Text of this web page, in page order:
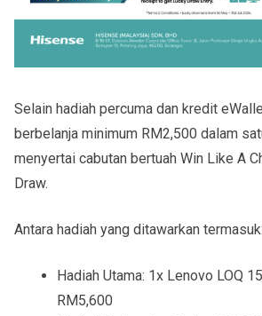
Selain hadiah percuma dan kredit
berbelanja minimum RM2,500 dalam
menyertai cabutan bertuah Win Like A
Draw.
Antara hadiah yang ditawarkan termasuk:
Hadiah Utama: 1x Lenovo LOQ
RM5,600